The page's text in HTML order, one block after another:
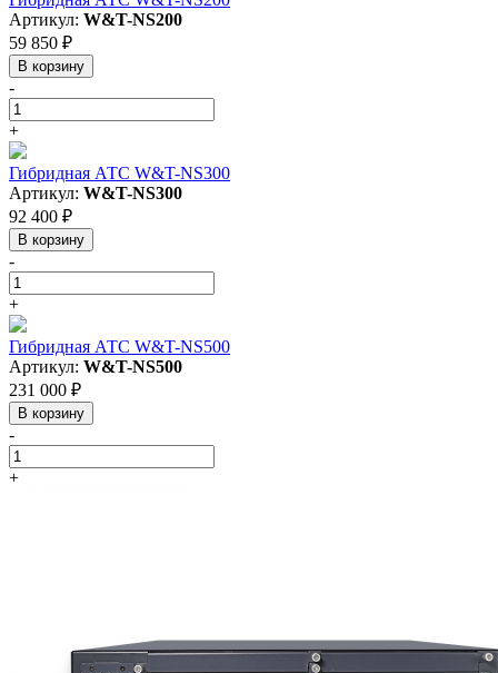
Артикул: W&T-NS200
59 850 ₽
В корзину
-
+
Гибридная АТС W&T-NS300
Артикул: W&T-NS300
92 400 ₽
В корзину
-
+
Гибридная АТС W&T-NS500
Артикул: W&T-NS500
231 000 ₽
В корзину
-
+